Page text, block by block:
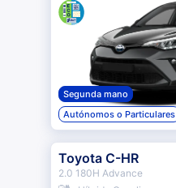
Segunda mano
Autónomos o Particulares
Toyota C-HR
2.0 180H Advance